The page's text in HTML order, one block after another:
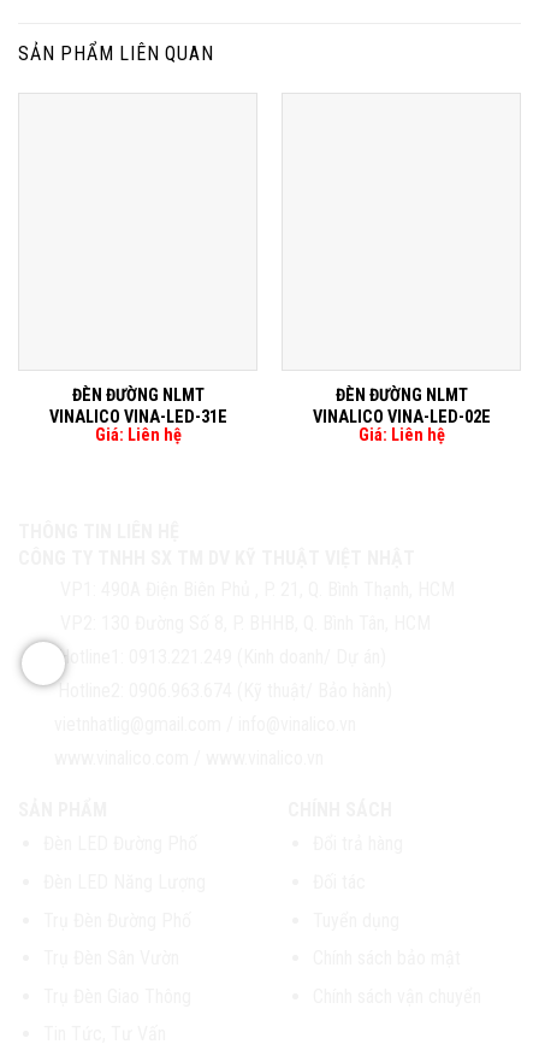
SẢN PHẨM LIÊN QUAN
QUICK VIEW
ĐÈN ĐƯỜNG NLMT
VINALICO VINA-LED-31E
Giá: Liên hệ
QUICK VIEW
ĐÈN ĐƯỜNG NLMT
VINALICO VINA-LED-02E
Giá: Liên hệ
Hotline1:
Hotline2: